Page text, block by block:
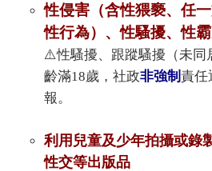
性侵害（含性猥褻、任
性行為）、性騷擾、性
⚠️性騷擾、跟蹤騷擾（未同
齡滿18歲，社政非強制 責任
報。
利用兒童及少年拍攝或錄
性交等出版品